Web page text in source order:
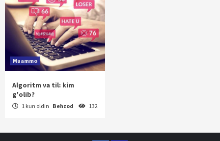
Muammo
Algoritm va til: kim
g'olib?
1 kun oldin Behzod 132